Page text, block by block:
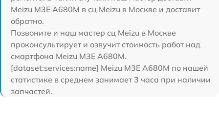
Meizu M3E A680M в сц Meizu в Москве и доставит
обратно.
Позвоните и наш мастер сц Meizu в Москве
проконсультирует и озвучит стоимость работ над
смартфона Meizu M3E A680M.
[dataset:services:name] Meizu M3E A680M по нашей
статистике в среднем занимает 3 часа при наличии
запчастей.